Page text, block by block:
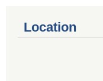
Location